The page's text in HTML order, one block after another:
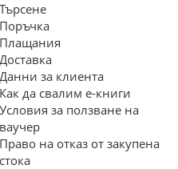
Търсене
Поръчка
Плащания
Доставка
Данни за клиента
Как да свалим е-книги
Условия за ползване на
ваучер
Право на отказ от закупена
стока